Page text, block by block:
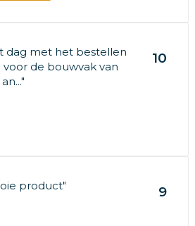
dag met het bestellen
de bouwvak van
10
product" 9